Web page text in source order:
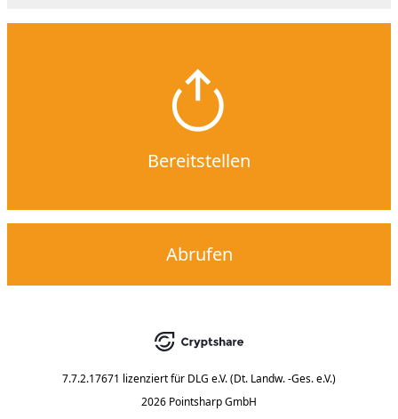
Bereitstellen
Abrufen
7.7.2.17671 lizenziert für DLG e.V. (Dt. Landw. -Ges. e.V.)
2026 Pointsharp GmbH